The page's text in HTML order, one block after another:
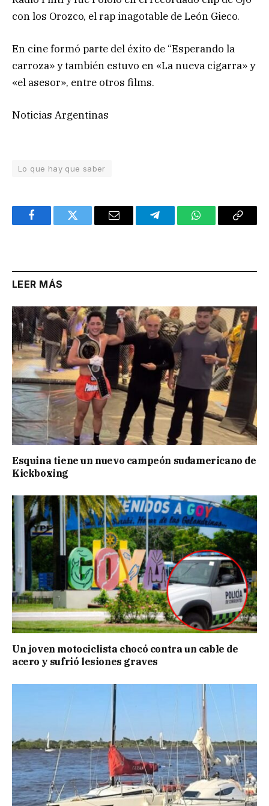
con los Orozco, el rap inagotable de León Gieco.
En cine formó parte del éxito de “Esperando la
carroza» y también estuvo en «La nueva cigarra» y
«el asesor», entre otros films.
Noticias Argentinas
Lo que hay que saber
FacebookTwitter Email TelegramWhatsAppCopy
LEER MÁS
Esquina tiene un nuevo campeón sudamericano de
Kickboxing
Un joven motociclista chocó contra un cable de
acero y sufrió lesiones graves